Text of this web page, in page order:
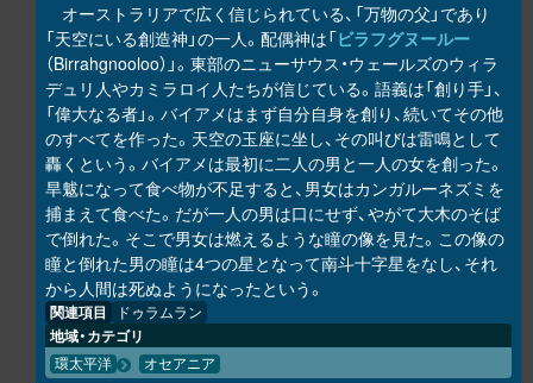
オーストラリアで広く信じられている、「万物の父」であり
「天空にいる創造神」の一人。配偶神は「ビラフグヌールー
（Birrahgnooloo）」。東部のニューサウス・ウェールズのウィラ
デュリ人やカミラロイ人たちが信じている。語義は「創り手」、
「偉大なる者」。バイアメはまず自分自身を創り、続いてその他
のすべてを作った。天空の玉座に坐し、その叫びは雷鳴として
轟くという。バイアメは最初に二人の男と一人の女を創った。
旱魃になって食べ物が不足すると、男女はカンガルーネズミを
捕まえて食べた。だが一人の男は口にせず、やがて大木のそば
で倒れた。そこで男女は燃えるような瞳の像を見た。この像の
瞳と倒れた男の瞳は4つの星となって南斗十字星をなし、それ
から人間は死ぬようになったという。
関連項目 ドゥラムラン
地域・カテゴリ
環太平洋 オセアニア